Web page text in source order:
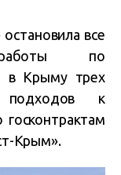
все
работы по
в Крыму трех
подходов к
Крым».